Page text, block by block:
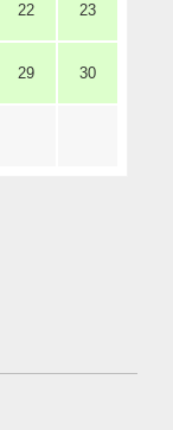
22 23
29 30